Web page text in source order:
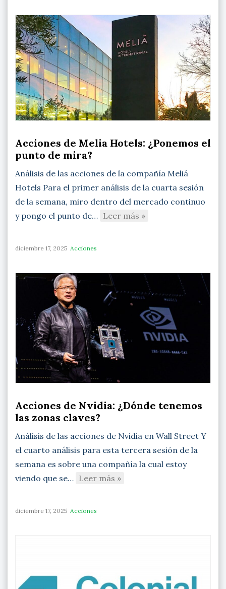
Acciones de Melia Hotels: ¿Ponemos el
punto de mira?
Análisis de las acciones de la compañía Meliá
Hotels Para el primer análisis de la cuarta sesión
de la semana, miro dentro del mercado continuo
y pongo el punto de… Leer más »
diciembre 17, 2025 Acciones
Acciones de Nvidia: ¿Dónde tenemos
las zonas claves?
Análisis de las acciones de Nvidia en Wall Street Y
el cuarto análisis para esta tercera sesión de la
semana es sobre una compañía la cual estoy
viendo que se… Leer más »
diciembre 17, 2025 Acciones